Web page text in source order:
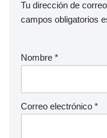
Tu dirección de
campos obligatorios
Nombre *
Correo electrónico *